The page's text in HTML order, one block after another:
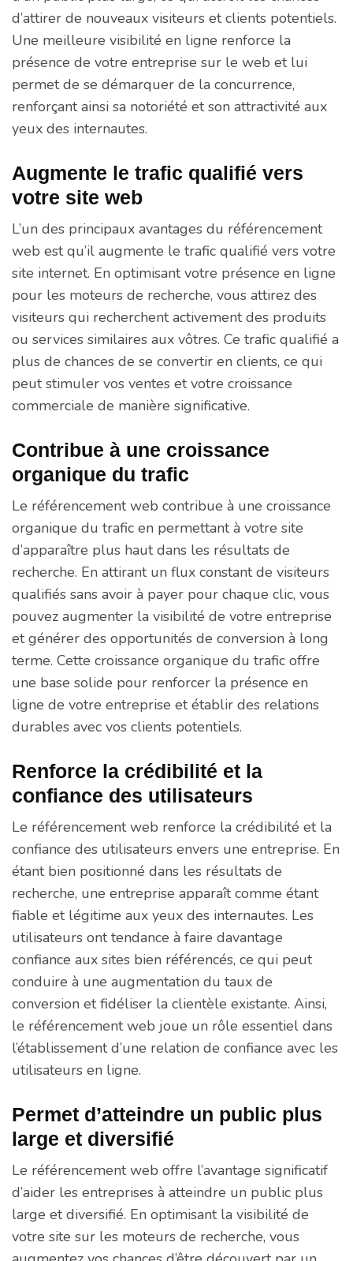
d’attirer de nouveaux visiteurs et clients potentiels.
Une meilleure visibilité en ligne renforce la
présence de votre entreprise sur le web et lui
permet de se démarquer de la concurrence,
renforçant ainsi sa notoriété et son attractivité aux
yeux des internautes.
Augmente le trafic qualifié vers
votre site web
L’un des principaux avantages du référencement
web est qu’il augmente le trafic qualifié vers votre
site internet. En optimisant votre présence en ligne
pour les moteurs de recherche, vous attirez des
visiteurs qui recherchent activement des produits
ou services similaires aux vôtres. Ce trafic qualifié a
plus de chances de se convertir en clients, ce qui
peut stimuler vos ventes et votre croissance
commerciale de manière significative.
Contribue à une croissance
organique du trafic
Le référencement web contribue à une croissance
organique du trafic en permettant à votre site
d’apparaître plus haut dans les résultats de
recherche. En attirant un flux constant de visiteurs
qualifiés sans avoir à payer pour chaque clic, vous
pouvez augmenter la visibilité de votre entreprise
et générer des opportunités de conversion à long
terme. Cette croissance organique du trafic offre
une base solide pour renforcer la présence en
ligne de votre entreprise et établir des relations
durables avec vos clients potentiels.
Renforce la crédibilité et la
confiance des utilisateurs
Le référencement web renforce la crédibilité et la
confiance des utilisateurs envers une entreprise. En
étant bien positionné dans les résultats de
recherche, une entreprise apparaît comme étant
fiable et légitime aux yeux des internautes. Les
utilisateurs ont tendance à faire davantage
confiance aux sites bien référencés, ce qui peut
conduire à une augmentation du taux de
conversion et fidéliser la clientèle existante. Ainsi,
le référencement web joue un rôle essentiel dans
l’établissement d’une relation de confiance avec les
utilisateurs en ligne.
Permet d’atteindre un public plus
large et diversifié
Le référencement web offre l’avantage significatif
d’aider les entreprises à atteindre un public plus
large et diversifié. En optimisant la visibilité de
votre site sur les moteurs de recherche, vous